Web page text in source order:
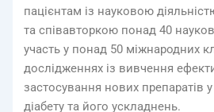
пацієнтам із науковою
та співавторкою понад 40
участь у понад 50 міжнародних
дослідженнях із вивчення
застосування нових препаратів
діабету та його ускладнень.